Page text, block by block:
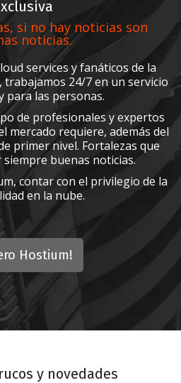
si no hay noticias son
noticias.
services y fanáticos de la
24/7 en un servicio
para las personas.
de profesionales y expertos
mercado requiere, además del
primer nivel. Fortalezas que
buenas noticias.
contar con el privilegio de la
en la nube.
Hostium!
y novedades